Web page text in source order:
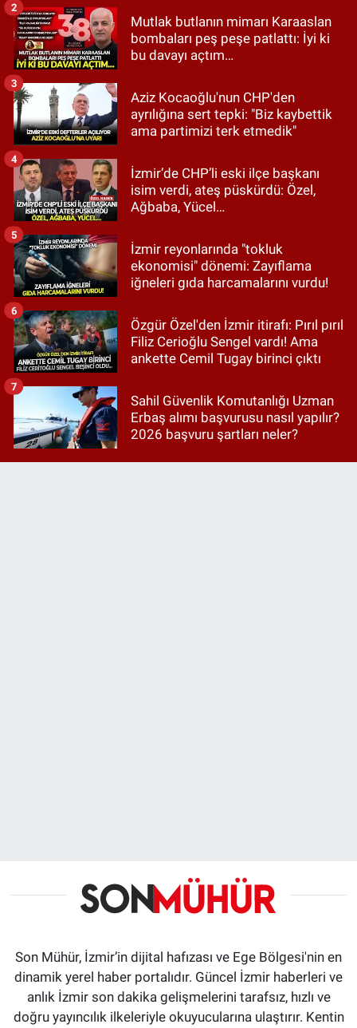
Mutlak butlanın mimarı Karaaslan
bombaları peş peşe patlattı: İyi ki
bu davayı açtım…
2
Aziz Kocaoğlu'nun CHP'den
ayrılığına sert tepki: "Biz kaybettik
ama partimizi terk etmedik"
3
İzmir’de CHP’li eski ilçe başkanı
isim verdi, ateş püskürdü: Özel,
Ağbaba, Yücel…
4
İzmir reyonlarında "tokluk
ekonomisi" dönemi: Zayıflama
iğneleri gıda harcamalarını vurdu!
5
Özgür Özel'den İzmir itirafı: Pırıl pırıl
Filiz Cerioğlu Sengel vardı! Ama
ankette Cemil Tugay birinci çıktı
6
Sahil Güvenlik Komutanlığı Uzman
Erbaş alımı başvurusu nasıl yapılır?
2026 başvuru şartları neler?
7
Son Mühür, İzmir’in dijital hafızası ve Ege Bölgesi'nin en
dinamik yerel haber portalıdır. Güncel İzmir haberleri ve
anlık İzmir son dakika gelişmelerini tarafsız, hızlı ve
doğru yayıncılık ilkeleriyle okuyucularına ulaştırır. Kentin